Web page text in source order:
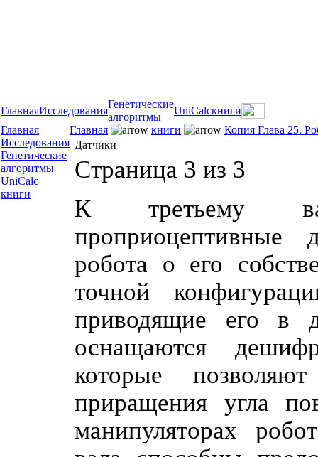
ГлавнаяИсследования
Генетические
алгоритмы
UniCalcкниги
Главная
Исследования
Генетические
алгоритмы
UniCalc
книги
Главная книги
Копия Глава 25.
Датчики
Страница 3 из 3
К третьему
проприоцептивные
робота о его
точной
приводящие его в
оснащаются
которые
приращения угла
манипуляторах